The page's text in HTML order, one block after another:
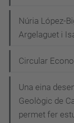
Núria López-
Argelaguet i
Circular
Una eina
Geològic de
permet fer